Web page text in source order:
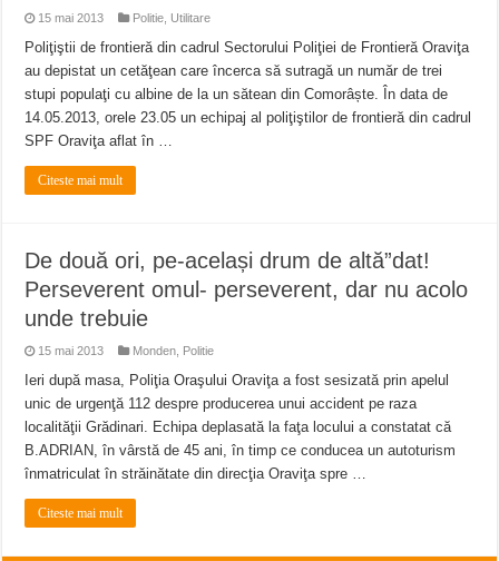
15 mai 2013 Politie Utilitare
Poliţiştii de frontieră din cadrul Sectorului Poliţiei de Frontieră Oraviţa
au depistat un cetăţean care încerca să sutragă un număr de trei
stupi populaţi cu albine de la un sătean din Comorâște. În data de
14.05.2013, orele 23.05 un echipaj al poliţiştilor de frontieră din cadrul
SPF Oraviţa aflat în …
Citeste mai mult
De două ori, pe-același drum de altă”dat!
Perseverent omul- perseverent, dar nu acolo
unde trebuie
15 mai 2013 Monden Politie
Ieri după masa, Poliţia Oraşului Oraviţa a fost sesizată prin apelul
unic de urgenţă 112 despre producerea unui accident pe raza
localităţii Grădinari. Echipa deplasată la faţa locului a constatat că
B.ADRIAN, în vârstă de 45 ani, în timp ce conducea un autoturism
înmatriculat în străinătate din direcţia Oraviţa spre …
Citeste mai mult